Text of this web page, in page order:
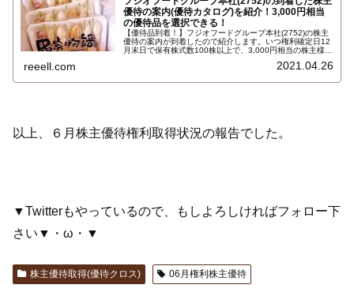
優待の案内(優待カタログ)を紹介！3,000円相当
の優待品を選択できる！
【優待品到着！】フジオフードグループ本社(2752)の株主
優待の案内が到着したので紹介します。いつ権利確定日12
月末日で保有株式数100株以上で、3,000円相当の株主様ご
主優待お食事券3,000円分、コシヒカリ、串家物語 串かつ
reeell.com 2021.04.26
以上、６月株主優待権利取得状況の報告でした。
▼Twitterもやっているので、もしよろしければフォロー下
さい▼・ω・▼
株主優待取得(優待クロス) 06月権利株主優待